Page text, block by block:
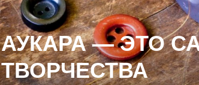
АУКАРА — ЭТО
ТВОРЧЕСТВА